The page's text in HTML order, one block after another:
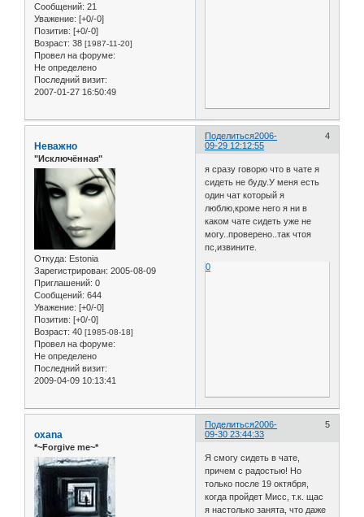
Сообщений: 21
Уважение: [+0/-0]
Позитив: [+0/-0]
Возраст: 38 [1987-11-20]
Провел на форуме:
Не определено
Последний визит:
2007-01-27 16:50:49
Поделиться 4
2006-
09-29 12:12:55
Неважно
"Исключённая"
Откуда: Estonia
Зарегистрирован: 2005-08-09
Приглашений: 0
Сообщений: 644
Уважение: [+0/-0]
Позитив: [+0/-0]
Возраст: 40 [1985-08-18]
Провел на форуме:
Не определено
Последний визит:
2009-04-09 10:13:41
я сразу говорю что в чате я
сидеть не буду.У меня есть
один чат который я
люблю,кроме него я ни в
каком чате сидеть уже не
могу..проверено..так чтоя
пс,извините.
0
Поделиться 5
2006-
09-30 23:44:33
oxana
*~Forgive me~*
Я смогу сидеть в чате,
причем с радостью! Но
только после 19 октября,
когда пройдет Мисс, т.к. щас
я настолько занята, что даже